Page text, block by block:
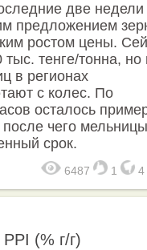
две недели
предложением
ростом цены.
тенге/тонна, но
в регионах
с колес. По
осталось
чего мельницы
срок.
6487 1 4
(% г/г)